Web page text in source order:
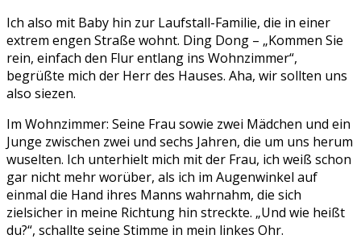
Ich also mit Baby hin zur Laufstall-Familie, die in einer
extrem engen Straße wohnt. Ding Dong – „Kommen Sie
rein, einfach den Flur entlang ins Wohnzimmer“,
begrüßte mich der Herr des Hauses. Aha, wir sollten uns
also siezen.
Im Wohnzimmer: Seine Frau sowie zwei Mädchen und ein
Junge zwischen zwei und sechs Jahren, die um uns herum
wuselten. Ich unterhielt mich mit der Frau, ich weiß schon
gar nicht mehr worüber, als ich im Augenwinkel auf
einmal die Hand ihres Manns wahrnahm, die sich
zielsicher in meine Richtung hin streckte. „Und wie heißt
du?“, schallte seine Stimme in mein linkes Ohr.